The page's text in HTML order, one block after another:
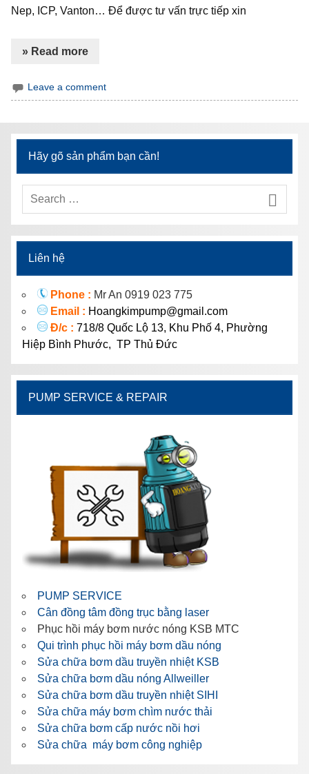
Nep, ICP, Vanton… Để được tư vấn trực tiếp xin
» Read more
Leave a comment
Hãy gõ sản phẩm bạn cần!
Liên hệ
Phone : Mr An 0919 023 775
Email : Hoangkimpump@gmail.com
Đ/c : 718/8 Quốc Lộ 13, Khu Phố 4, Phường
Hiệp Bình Phước, TP Thủ Đức
PUMP SERVICE & REPAIR
PUMP SERVICE
Cân đồng tâm đồng trục bằng laser
Phục hồi máy bơm nước nóng KSB MTC
Qui trình phục hồi máy bơm dầu nóng
Sửa chữa bơm dầu truyền nhiệt KSB
Sửa chữa bơm dầu nóng Allweiller
Sửa chữa bơm dầu truyền nhiệt SIHI
Sửa chữa máy bơm chìm nước thải
Sửa chữa bơm cấp nước nồi hơi
Sửa chữa máy bơm công nghiệp